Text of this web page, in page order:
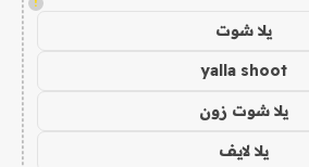
يلا شوت
yalla shoot
يلا شوت زون
يلا لايف